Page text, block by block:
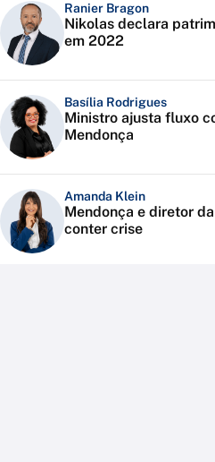
Ranier Bragon
Nikolas declara
em 2022
Basília Rodrigues
Ministro ajusta fluxo
Mendonça
Amanda Klein
Mendonça e diretor
conter crise